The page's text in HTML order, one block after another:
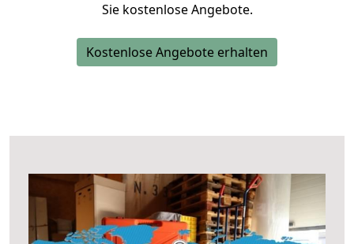
Sie kostenlose Angebote.
Kostenlose Angebote erhalten